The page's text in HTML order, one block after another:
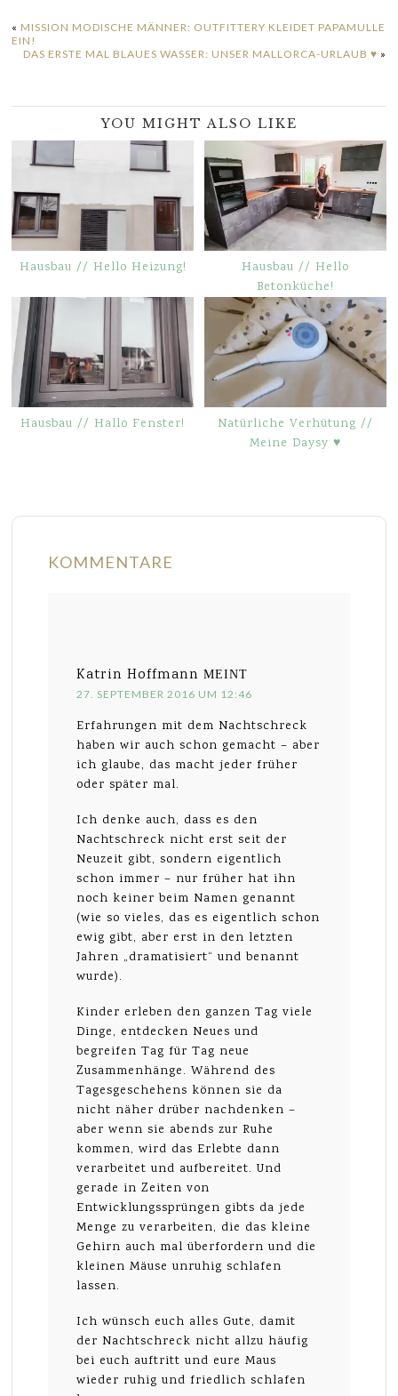
« MISSION MODISCHE MÄNNER: OUTFITTERY KLEIDET PAPAMULLE
EIN!
DAS ERSTE MAL BLAUES WASSER: UNSER MALLORCA-URLAUB ♥ »
YOU MIGHT ALSO LIKE
Hausbau // Hello Heizung!
Hausbau // Hello
Betonküche!
Hausbau // Hallo Fenster!
Natürliche Verhütung //
Meine Daysy ♥
KOMMENTARE
Katrin Hoffmann MEINT
27. SEPTEMBER 2016 UM 12:46
Erfahrungen mit dem Nachtschreck
haben wir auch schon gemacht – aber
ich glaube, das macht jeder früher
oder später mal.
Ich denke auch, dass es den
Nachtschreck nicht erst seit der
Neuzeit gibt, sondern eigentlich
schon immer – nur früher hat ihn
noch keiner beim Namen genannt
(wie so vieles, das es eigentlich schon
ewig gibt, aber erst in den letzten
Jahren „dramatisiert“ und benannt
wurde).
Kinder erleben den ganzen Tag viele
Dinge, entdecken Neues und
begreifen Tag für Tag neue
Zusammenhänge. Während des
Tagesgeschehens können sie da
nicht näher drüber nachdenken –
aber wenn sie abends zur Ruhe
kommen, wird das Erlebte dann
verarbeitet und aufbereitet. Und
gerade in Zeiten von
Entwicklungssprüngen gibts da jede
Menge zu verarbeiten, die das kleine
Gehirn auch mal überfordern und die
kleinen Mäuse unruhig schlafen
lassen.
Ich wünsch euch alles Gute, damit
der Nachtschreck nicht allzu häufig
bei euch auftritt und eure Maus
wieder ruhig und friedlich schlafen